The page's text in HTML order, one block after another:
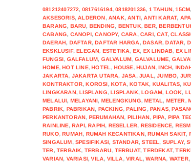
081212407272, 0817616194,0818201336, 1 TAHUN,15CM,
AKSESORIS,ALDERON,ANAK,ANTI,ANTI KARAT,
BARANG, BARU, BENDING, BENTUK,BER,
CABANG, CANOPI,CANOPY, CARA,CARI,CAT,
DAERAH, DAFTAR,DAFTAR HARGA,DASAR,DATAR,
EKSKLUSIF,ELEGAN, ESTETIKA, EX, EX LINDAB, EX
FUNGSI, GALFALUM, GALVALUM, GALVALUME,
HOME,HOT LINE,HOTEL, HOUSE,HUJAN,INCH,
JAKARTA, JAKARTA UTARA, JASA,JUAL,JUMBO,
KONTRAKTOR,KOROSI,KOTA,KOTAK, KUALITAS,
LINGKARAN,LISPLANG,LISPLANK,LOGAM, LOOK,
MELALUI, MELAYANI, MELENGKUNG,METAL, METER,
PABRIK, PABRIKAN, PACKING,PALING ,PANAS,
PERKANTORAN, PERUMAHAN, PILIHAN, PIPA, PIPA
RAINLINE,RAPI,RAPIH, RESELLER, RESIDENCE,
RUKO,RUMAH, RUMAH KECANTIKAN,RUMAH SAKIT,
SINGALUM,SPESIFIKASI, STANDAR,STEEL, SUPLAY,
TER,TERBAIK, TERBARU, TERBUAT,TERDEKAT,
VARIAN, VARIASI,VILA, VILLA,VIRAL,WARNA, WATER